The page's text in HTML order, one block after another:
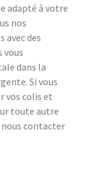
adapté à votre
nos
avec des
vous
dans la
Si vous
vos colis et
toute autre
contacter